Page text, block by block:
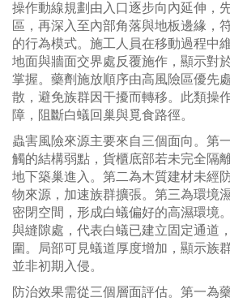
操作動線規劃由入口逐步向內延伸，
區，再深入至內部角落與地板邊緣，
的行為模式。施工人員在移動過程中
地面與牆面交界處反覆施作，顯示對
掌握。藥劑施放順序由高風險區優先
散，避免族群因干擾而轉移。此類操
障，阻斷白蟻回巢與覓食路徑。
蟲害風險來源主要來自三個面向。第
觸的結構弱點，貨櫃底部若未完全隔
地下築巢進入。第二為木質建材未經
物來源，加速族群擴張。第三為環境
密閉空間，形成白蟻偏好的高濕環境
與縫隙處，代表白蟻已建立固定通道
圍。局部可見蟻道厚度增加，顯示族
並非初期入侵。
防治效果需從三個層面評估。第一為